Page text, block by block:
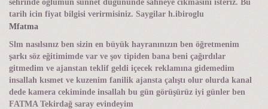
sehrinde oglumun sünnet dügününde sahneye cikmasini isteriz. Bu
tarih icin fiyat bilgisi verirmisiniz. Saygilar h.ibiroglu
Mfatma
Slm nasılsınız ben sizin en büyük hayranınızın ben öğretmenim
şarkı söz eğitimimde var ve şov tipiden bana beni çağırdılar
gitmedim ve ajanstan teklif geldi içecek reklamına gidemedim
insallah kısmet ve kuzenim fanilik ajansta çalıştı olur olurda kanal
dede kamera cekiminde insallah bu gün görüşürüz iyi günler ben
FATMA Tekirdağ saray evindeyim